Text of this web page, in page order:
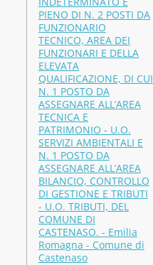
PIENO DI N. 2 POSTI DA
FUNZIONARIO
TECNICO, AREA DEI
FUNZIONARI E DELLA
ELEVATA
QUALIFICAZIONE, DI CUI
N. 1 POSTO DA
ASSEGNARE ALL’AREA
TECNICA E
PATRIMONIO - U.O.
SERVIZI AMBIENTALI E
N. 1 POSTO DA
ASSEGNARE ALL’AREA
BILANCIO, CONTROLLO
DI GESTIONE E TRIBUTI
- U.O. TRIBUTI, DEL
COMUNE DI
CASTENASO. - Emilia
Romagna - Comune di
Castenaso